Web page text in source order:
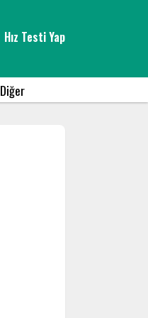
Hız Testi Yap
Diğer